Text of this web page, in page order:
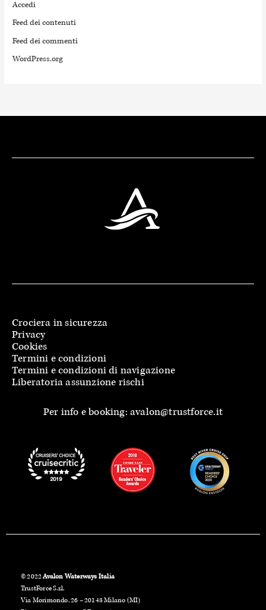
Accedi
Feed dei contenuti
Feed dei commenti
WordPress.org
Crociera in sicurezza
Privacy
Cookies
Termini e condizioni
Termini e condizioni di navigazione
Liberatoria assunzione rischi
Per info e booking: avalon@trustforce.it
© 2022Avalon Waterways Italia
TrustForce S.r.l.
Via Morimondo, 26 – 20143 Milano (MI)